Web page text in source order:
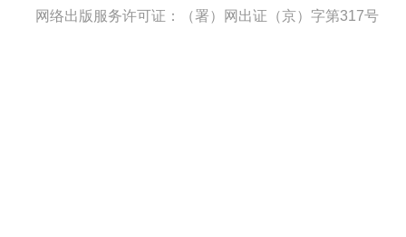
网络出版服务许可证：（署）网出证（京）字第317号